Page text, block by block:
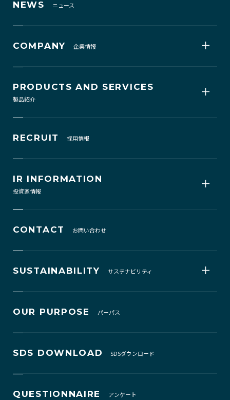
NEWS ニュース
COMPANY 企業情報
PRODUCTS AND SERVICES
製品紹介
RECRUIT 採用情報
IR INFORMATION
投資家情報
CONTACT お問い合わせ
SUSTAINABILITY サステナビリティ
OUR PURPOSE パーパス
SDS DOWNLOAD SDSダウンロード
QUESTIONNAIRE アンケート